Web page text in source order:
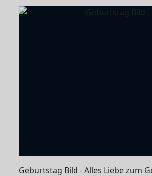
Geburtstag Bild - Alles Liebe zum